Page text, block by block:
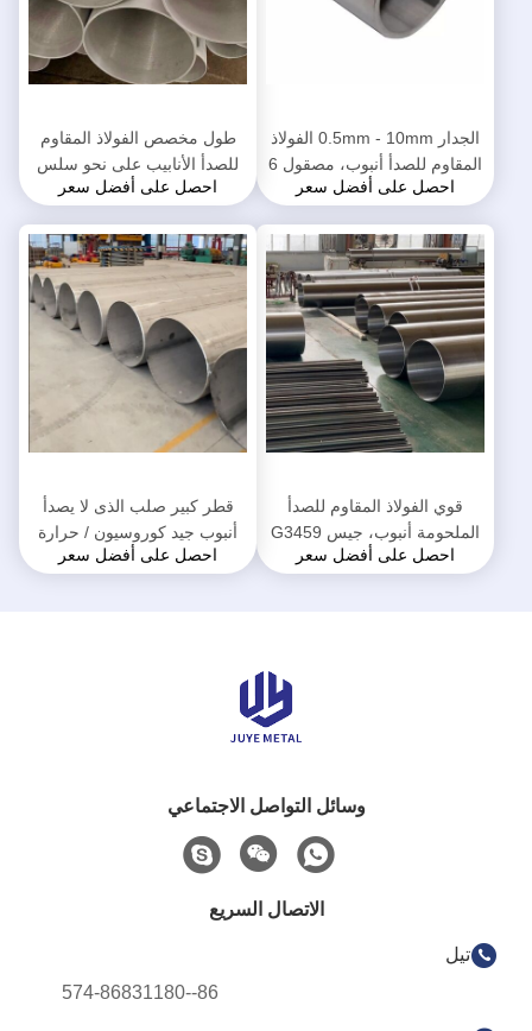
الجدار 0.5mm - 10mm الفولاذ
المقاوم للصدأ أنبوب، مصقول 6
بوصة الفولاذ المقاوم للصدأ
احصل على أفضل سعر
طول مخصص الفولاذ المقاوم
للصدأ الأنابيب على نحو سلس
سطح حساس جيس G3459
احصل على أفضل سعر
قوي الفولاذ المقاوم للصدأ
الملحومة أنبوب، جيس G3459
معيار كبير الفولاذ المقاوم للصدأ
احصل على أفضل سعر
قطر كبير صلب الذى لا يصدأ
أنبوب جيد كوروسيون / حرارة
مقاومة
احصل على أفضل سعر
وسائل التواصل الاجتماعي
الاتصال السريع
تيل
86--574-86831180